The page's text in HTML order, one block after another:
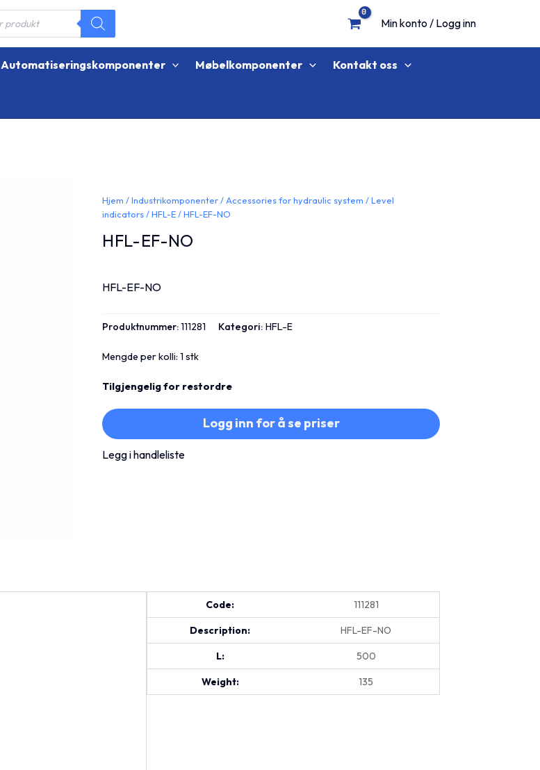
Min konto / Logg inn
Automatiseringskomponenter Møbelkomponenter Kontakt oss
Hjem /Industrikomponenter/ Accessories for hydraulic system /Level
indicators/HFL-E/ HFL-EF-NO
HFL-EF-NO
HFL-EF-NO
Produktnummer:111281 Kategori:HFL-E
Mengde per kolli: 1 stk
Tilgjengelig for restordre
Logg inn for å se priser
Legg i handleliste
Code: 111281
Description: HFL-EF-NO
L: 500
Weight: 135